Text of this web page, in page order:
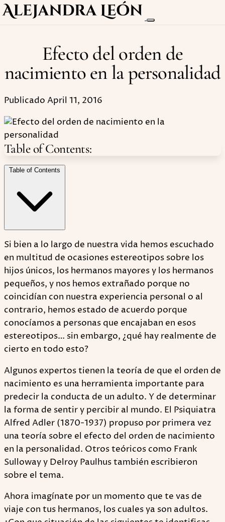
Efecto del orden de
nacimiento en la personalidad
Publicado April 11, 2016
Table of Contents:
Table of Contents
Si bien a lo largo de nuestra vida hemos escuchado
en multitud de ocasiones estereotipos sobre los
hijos únicos, los hermanos mayores y los hermanos
pequeños, y nos hemos extrañado porque no
coincidían con nuestra experiencia personal o al
contrario, hemos estado de acuerdo porque
conocíamos a personas que encajaban en esos
estereotipos… sin embargo, ¿qué hay realmente de
cierto en todo esto?
Algunos expertos tienen la teoría de que el orden de
nacimiento es una herramienta importante para
predecir la conducta de un adulto. Y de determinar
la forma de sentir y percibir al mundo. El Psiquiatra
Alfred Adler (1870-1937) propuso por primera vez
una teoría sobre el efecto del orden de nacimiento
en la personalidad. Otros teóricos como Frank
Sulloway y Delroy Paulhus también escribieron
sobre el tema.
Ahora imagínate por un momento que te vas de
viaje con tus hermanos, los cuales ya son adultos.